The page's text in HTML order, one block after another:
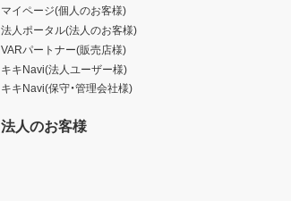
マイページ(個人のお客様)
法人ポータル(法人のお客様)
VARパートナー(販売店様)
キキNavi(法人ユーザー様)
キキNavi(保守・管理会社様)
法人のお客様